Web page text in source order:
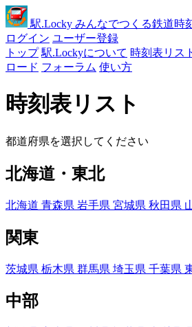
駅.Locky みんなでつくる鉄道時
ログイン ユーザー登録
トップ 駅.Lockyについて 時刻表リス
ロード フォーラム 使い方
時刻表リスト
都道府県を選択してください
北海道・東北
北海道 青森県 岩手県 宮城県 秋田県
関東
茨城県 栃木県 群馬県 埼玉県 千葉県
中部